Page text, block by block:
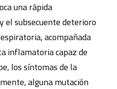
una rápida
el subsecuente deterioro
acompañada
inflamatoria capaz de
los síntomas de la
alguna mutación